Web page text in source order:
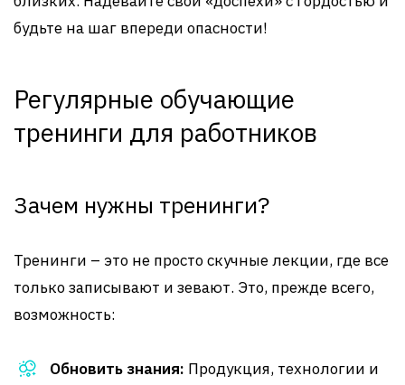
будьте на шаг впереди опасности!
Регулярные обучающие
тренинги для работников
Зачем нужны тренинги?
Тренинги – это не просто скучные лекции, где все
только записывают и зевают. Это, прежде всего,
возможность:
Обновить знания: Продукция, технологии и